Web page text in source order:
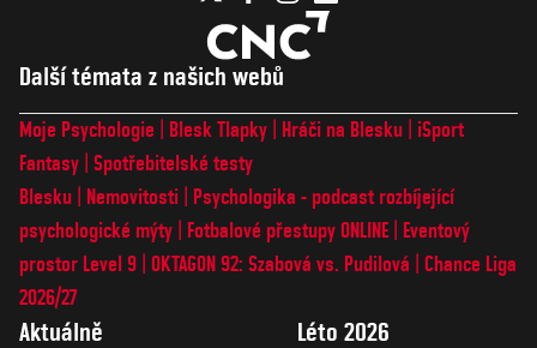
Další témata z našich webů
Moje Psychologie Blesk Tlapky Hráči na Blesku
iSport
Fantasy Spotřebitelské testy
Blesku
Nemovitosti
Psychologika - podcast rozbíjející
psychologické mýty
Fotbalové přestupy ONLINE
Eventový
prostor Level 9 OKTAGON 92: Szabová vs. Pudilová
Chance Liga
2026/27
Aktuálně Léto 2026